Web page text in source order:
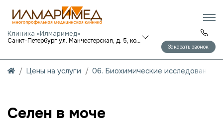
Клиника «Илмаримед»
Санкт-Петербург ул. Манчестерская, д. 5, корп. 1
Заказать звонок
Цены на услуги 06. Биохимические исследования
Селен в моче